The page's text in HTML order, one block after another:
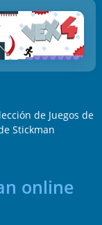
de Juegos de
Stickman
online